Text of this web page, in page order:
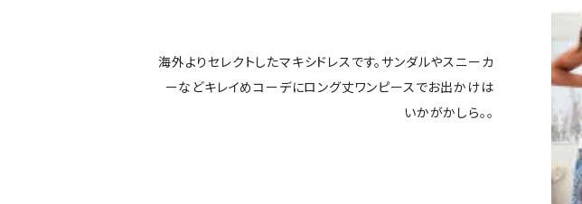
海外よりセレクトしたマキシドレスです。サンダルやスニーカ
ーなどキレイめコーデにロング丈ワンピースでお出かけは
いかがかしら。。